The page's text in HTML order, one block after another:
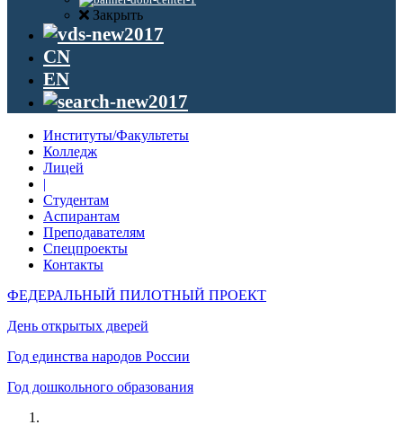
Закрыть
CN
EN
Институты/Факультеты
Колледж
Лицей
|
Студентам
Аспирантам
Преподавателям
Спецпроекты
Контакты
ФЕДЕРАЛЬНЫЙ ПИЛОТНЫЙ ПРОЕКТ
День открытых дверей
Год единства народов России
Год дошкольного образования